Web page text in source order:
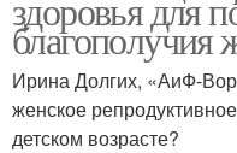
Ирина Долгих, «АиФ-
женское
детском возрасте?